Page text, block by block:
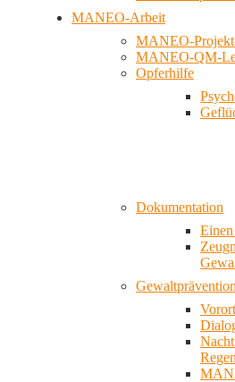
MANEO-Arbeit
MANEO-
MANEO-QM-
Opferhilfe
Dokumentation
Gewaltprävention